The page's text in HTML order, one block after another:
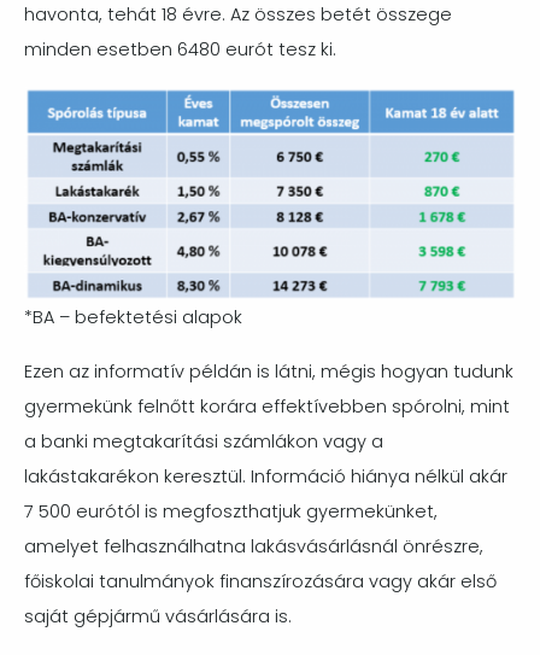
havonta, tehát 18 évre. Az összes betét összege
minden esetben 6480 eurót tesz ki.
Image
*BA – befektetési alapok
Ezen az informatív példán is látni, mégis hogyan tudunk
gyermekünk felnőtt korára effektívebben spórolni, mint
a banki megtakarítási számlákon vagy a
lakástakarékon keresztül. Információ hiánya nélkül akár
7 500 eurótól is megfoszthatjuk gyermekünket,
amelyet felhasználhatna lakásvásárlásnál önrészre,
főiskolai tanulmányok finanszírozására vagy akár első
saját gépjármű vásárlására is.